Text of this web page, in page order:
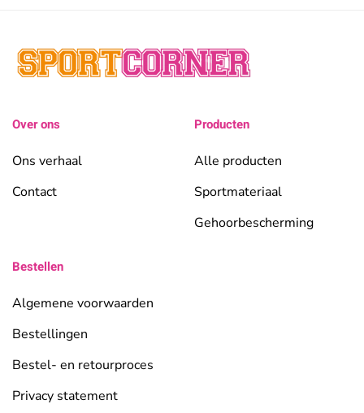
Over ons
Ons verhaal
Contact
Producten
Alle producten
Sportmateriaal
Gehoorbescherming
Bestellen
Algemene voorwaarden
Bestellingen
Bestel- en retourproces
Privacy statement